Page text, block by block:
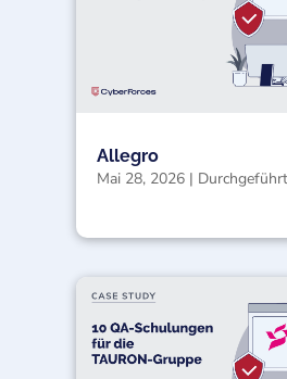
Allegro
Mai 28, 2026 |